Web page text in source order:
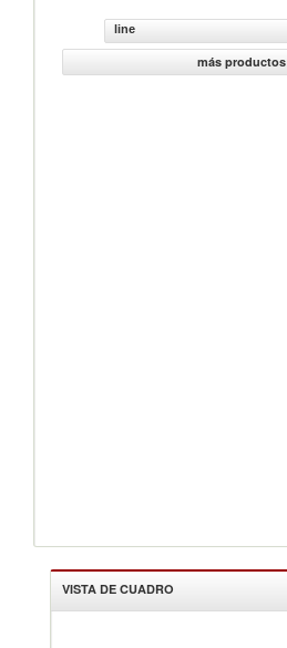
line
más productos
VISTA DE CUADRO